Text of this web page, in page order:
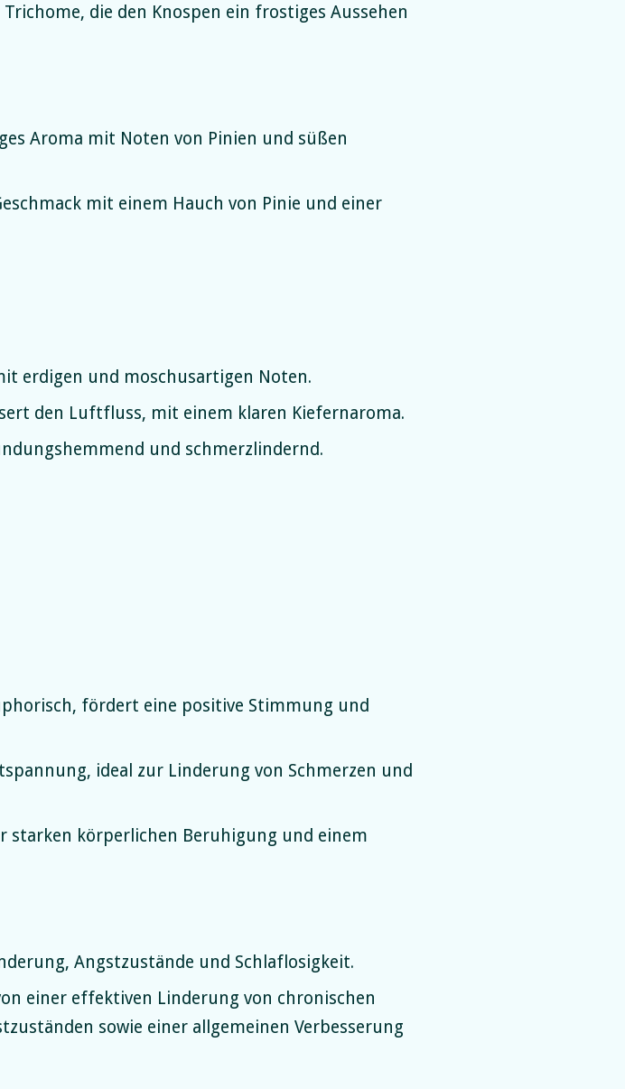
die den Knospen ein frostiges Aussehen
Aroma mit Noten von Pinien und süßen
mit einem Hauch von Pinie und einer
erdigen und moschusartigen Noten.
den Luftfluss, mit einem klaren Kiefernaroma.
und schmerzlindernd.
fördert eine positive Stimmung und
ideal zur Linderung von Schmerzen und
starken körperlichen Beruhigung und einem
Angstzustände und Schlaflosigkeit.
einer effektiven Linderung von chronischen
sowie einer allgemeinen Verbesserung